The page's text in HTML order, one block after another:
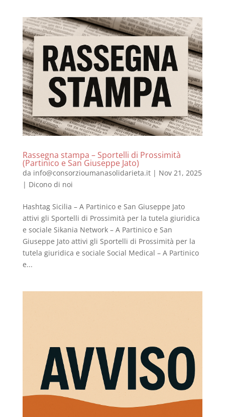
Rassegna stampa – Sportelli di Prossimità
(Partinico e San Giuseppe Jato)
da info@consorzioumanasolidarieta.it| Nov 21, 2025
| Dicono di noi
Hashtag Sicilia – A Partinico e San Giuseppe Jato
attivi gli Sportelli di Prossimità per la tutela giuridica
e sociale Sikania Network – A Partinico e San
Giuseppe Jato attivi gli Sportelli di Prossimità per la
tutela giuridica e sociale Social Medical – A Partinico
e...